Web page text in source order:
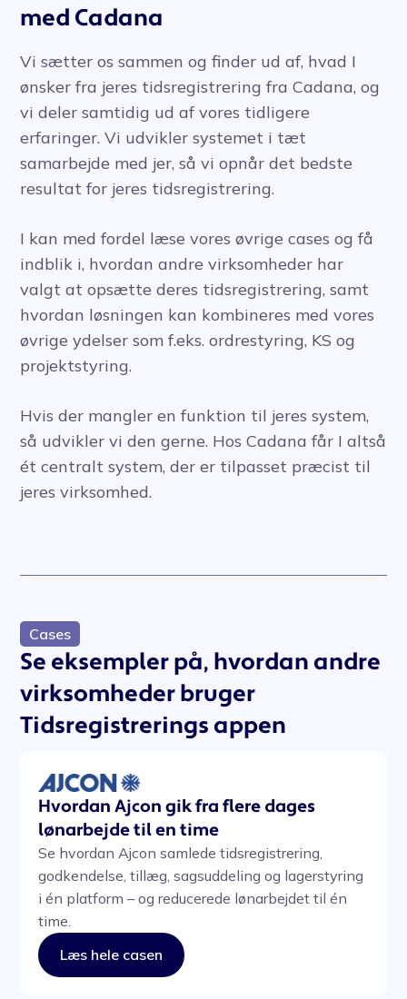
med Cadana
Vi sætter os sammen og finder ud af, hvad I
ønsker fra jeres tidsregistrering fra Cadana, og
vi deler samtidig ud af vores tidligere
erfaringer. Vi udvikler systemet i tæt
samarbejde med jer, så vi opnår det bedste
resultat for jeres tidsregistrering.
I kan med fordel læse vores øvrige cases og få
indblik i, hvordan andre virksomheder har
valgt at opsætte deres tidsregistrering, samt
hvordan løsningen kan kombineres med vores
øvrige ydelser som f.eks. ordrestyring, KS og
projektstyring.
Hvis der mangler en funktion til jeres system,
så udvikler vi den gerne. Hos Cadana får I altså
ét centralt system, der er tilpasset præcist til
jeres virksomhed.
Cases
Se eksempler på, hvordan andre
virksomheder bruger
Tidsregistrerings appen
Hvordan Ajcon gik fra flere dages
lønarbejde til en time
Se hvordan Ajcon samlede tidsregistrering,
godkendelse, tillæg, sagsuddeling og lagerstyring
i én platform – og reducerede lønarbejdet til én
time.
Læs hele casen